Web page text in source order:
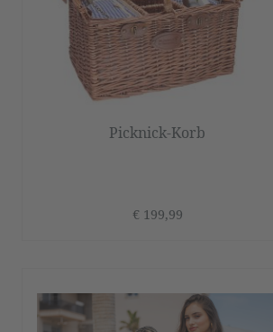
Picknick-Korb
€ 199,99